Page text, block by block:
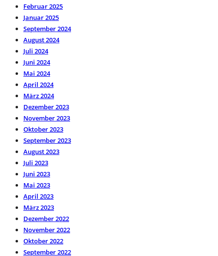
Februar 2025
Januar 2025
September 2024
August 2024
Juli 2024
Juni 2024
Mai 2024
April 2024
März 2024
Dezember 2023
November 2023
Oktober 2023
September 2023
August 2023
Juli 2023
Juni 2023
Mai 2023
April 2023
März 2023
Dezember 2022
November 2022
Oktober 2022
September 2022